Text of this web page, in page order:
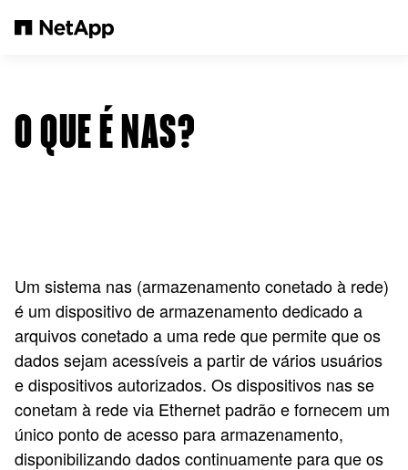
O QUE É NAS?
Um sistema nas (armazenamento conetado à rede)
é um dispositivo de armazenamento dedicado a
arquivos conetado a uma rede que permite que os
dados sejam acessíveis a partir de vários usuários
e dispositivos autorizados. Os dispositivos nas se
conetam à rede via Ethernet padrão e fornecem um
único ponto de acesso para armazenamento,
disponibilizando dados continuamente para que os